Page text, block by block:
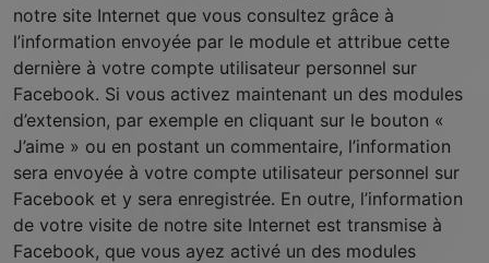
notre site Internet que vous consultez grâce à
l’information envoyée par le module et attribue cette
dernière à votre compte utilisateur personnel sur
Facebook. Si vous activez maintenant un des modules
d’extension, par exemple en cliquant sur le bouton «
J’aime » ou en postant un commentaire, l’information
sera envoyée à votre compte utilisateur personnel sur
Facebook et y sera enregistrée. En outre, l’information
de votre visite de notre site Internet est transmise à
Facebook, que vous ayez activé un des modules